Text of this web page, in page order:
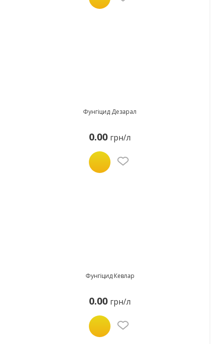
Фунгіцид Дезарал
0.00 грн/л
Фунгіцид Кевлар
0.00 грн/л